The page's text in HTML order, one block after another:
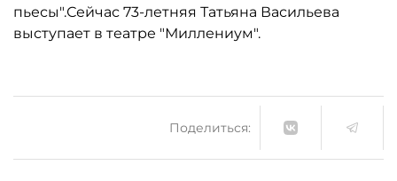
пьесы".Сейчас 73-летняя Татьяна Васильева
выступает в театре "Миллениум".
Поделиться: